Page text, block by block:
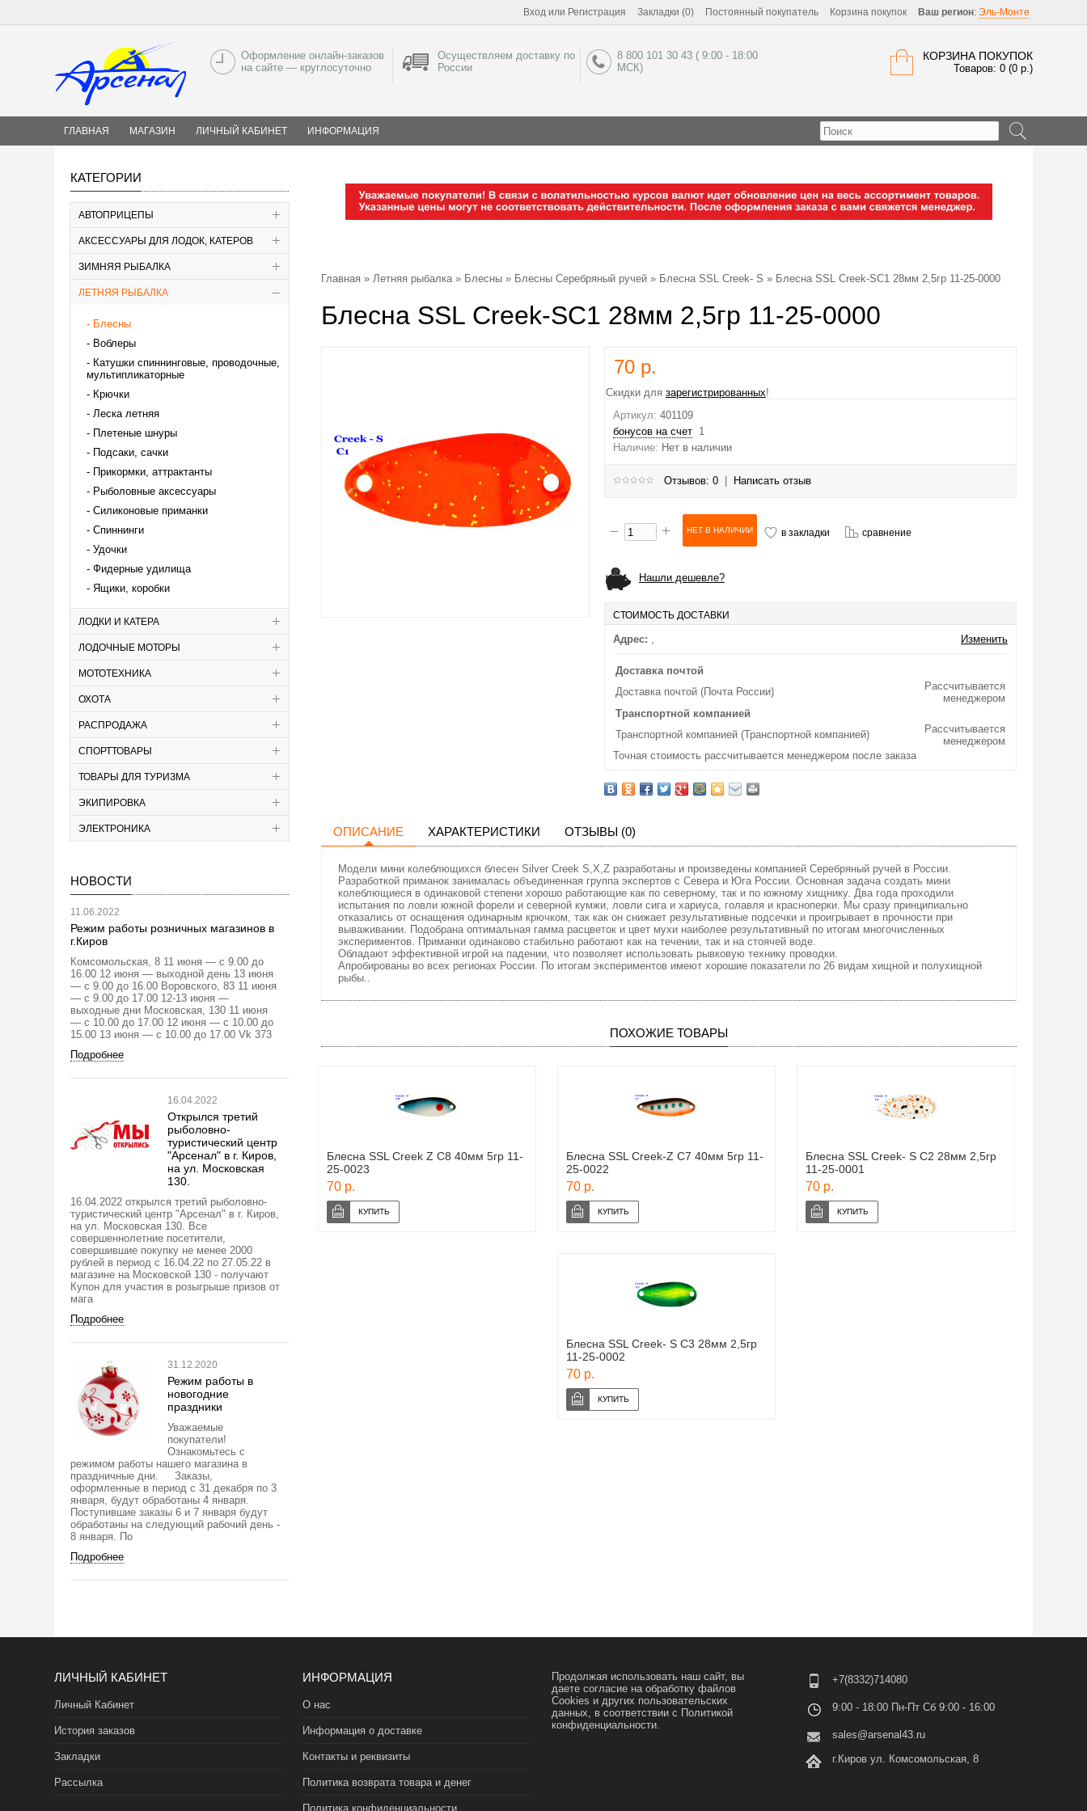
Вход или Регистрация Закладки (0) Постоянный покупатель Корзина покупок Ваш регион: Эль-Монте
КОРЗИНА ПОКУПОК
Товаров: 0 (0 р.)
Оформление онлайн-заказов
на сайте — круглосуточно
Осуществляем доставку по
России
8 800 101 30 43 ( 9:00 - 18:00
МСК)
ГЛАВНАЯ МАГАЗИН ЛИЧНЫЙ КАБИНЕТ ИНФОРМАЦИЯ
КАТЕГОРИИ
АВТОПРИЦЕПЫ
АКСЕССУАРЫ ДЛЯ ЛОДОК, КАТЕРОВ
ЗИМНЯЯ РЫБАЛКА
ЛЕТНЯЯ РЫБАЛКА
Блесны
Воблеры
Катушки спиннинговые, проводочные,
мультипликаторные
Крючки
Леска летняя
Плетеные шнуры
Подсаки, сачки
Прикормки, аттрактанты
Рыболовные аксессуары
Силиконовые приманки
Спиннинги
Удочки
Фидерные удилища
Ящики, коробки
ЛОДКИ И КАТЕРА
ЛОДОЧНЫЕ МОТОРЫ
МОТОТЕХНИКА
ОХОТА
РАСПРОДАЖА
СПОРТТОВАРЫ
ТОВАРЫ ДЛЯ ТУРИЗМА
ЭКИПИРОВКА
ЭЛЕКТРОНИКА
НОВОСТИ
11.06.2022
Режим работы розничных магазинов в
г.Киров
Комсомольская, 8 11 июня — с 9.00 до
16.00 12 июня — выходной день 13 июня
— с 9.00 до 16.00 Воровского, 83 11 июня
— с 9.00 до 17.00 12-13 июня —
выходные дни Московская, 130 11 июня
— с 10.00 до 17.00 12 июня — с 10.00 до
15.00 13 июня — с 10.00 до 17.00 Vk 373
Подробнее
16.04.2022
Открылся третий
рыболовно-
туристический центр
"Арсенал" в г. Киров,
на ул. Московская
130.
16.04.2022 открылся третий рыболовно-
туристический центр "Арсенал" в г. Киров,
на ул. Московская 130. Все
совершеннолетние посетители,
совершившие покупку не менее 2000
рублей в период с 16.04.22 по 27.05.22 в
магазине на Московской 130 - получают
Купон для участия в розыгрыше призов от
мага
Подробнее
31.12.2020
Режим работы в
новогодние
праздники
Уважаемые
покупатели!
Ознакомьтесь с
режимом работы нашего магазина в
праздничные дни. Заказы,
оформленные в период с 31 декабря по 3
января, будут обработаны 4 января.
Поступившие заказы 6 и 7 января будут
обработаны на следующий рабочий день -
8 января. По
Подробнее
Главная » Летняя рыбалка» Блесны » Блесны Серебряный ручей » Блесна SSL Creek- S » Блесна SSL Creek-SC1 28мм 2,5гр 11-25-0000
Блесна SSL Creek-SC1 28мм 2,5гр 11-25-0000
70 р.
Скидки для зарегистрированных!
Артикул: 401109
бонусов на счет 1
Наличие: Нет в наличии
Отзывов: 0 Написать отзыв
в закладки сравнение
Нашли дешевле?
СТОИМОСТЬ ДОСТАВКИ
Адрес: , Изменить
Доставка почтой
Доставка почтой (Почта России)
Рассчитывается
менеджером
Транспортной компанией
Транспортной компанией (Транспортной компанией)
Рассчитывается
менеджером
Точная стоимость рассчитывается менеджером после заказа
ОПИСАНИЕ ХАРАКТЕРИСТИКИ ОТЗЫВЫ (0)
Модели мини колеблющихся блесен Silver Creek S,X,Z разработаны и произведены компанией Серебряный ручей в России.
Разработкой приманок занималась объединенная группа экспертов с Севера и Юга России. Основная задача создать мини
колеблющиеся в одинаковой степени хорошо работающие как по северному, так и по южному хищнику. Два года проходили
испытания по ловли южной форели и северной кумжи, ловли сига и хариуса, голавля и красноперки. Мы сразу принципиально
отказались от оснащения одинарным крючком, так как он снижает результативные подсечки и проигрывает в прочности при
вываживании. Подобрана оптимальная гамма расцветок и цвет мухи наиболее результативный по итогам многочисленных
экспериментов. Приманки одинаково стабильно работают как на течении, так и на стоячей воде.
Обладают эффективной игрой на падении, что позволяет использовать рывковую технику проводки.
Апробированы во всех регионах России. По итогам экспериментов имеют хорошие показатели по 26 видам хищной и полухищной
рыбы..
ПОХОЖИЕ ТОВАРЫ
Блесна SSL Creek Z C8 40мм 5гр 11-
25-0023
70 р.
Блесна SSL Creek-Z C7 40мм 5гр 11-
25-0022
70 р.
Блесна SSL Creek- S C2 28мм 2,5гр
11-25-0001
70 р.
Блесна SSL Creek- S C3 28мм 2,5гр
11-25-0002
70 р.
ЛИЧНЫЙ КАБИНЕТ
Личный Кабинет
История заказов
Закладки
Рассылка
ИНФОРМАЦИЯ
О нас
Информация о доставке
Контакты и реквизиты
Политика возврата товара и денег
Политика конфиденциальности
Продолжая использовать наш сайт, вы
даете согласие на обработку файлов
Cookies и других пользовательских
данных, в соответствии с Политикой
конфиденциальности.
+7(8332)714080
9:00 - 18:00 Пн-Пт Сб 9:00 - 16:00
sales@arsenal43.ru
г.Киров ул. Комсомольская, 8